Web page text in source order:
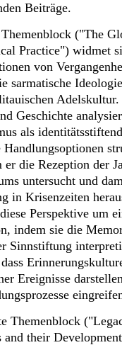
Beiträge.
("The
Practice") widmet
von
sarmatische
Geschichte
als
Handlungsoptionen
er die Rezeption der
untersucht und
in Krisenzeiten
Perspektive um
indem sie die
Sinnstiftung
Ereignisse
Themenblock
and their